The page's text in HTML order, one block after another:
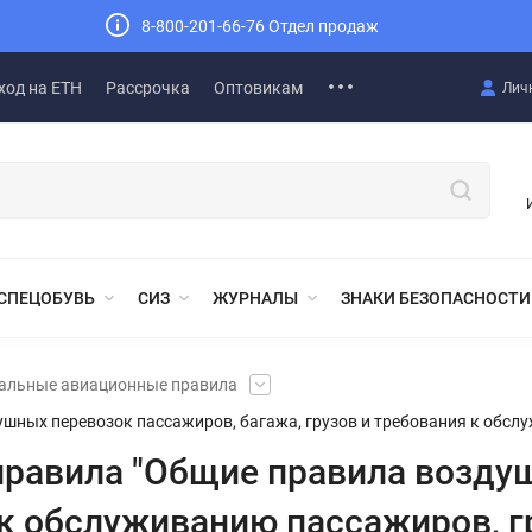
8-800-201-66-76 Отдел продаж
на ЕТН Рассрочка Оптовикам
СИЗ ЖУРНАЛЫ ЗНАКИ БЕЗОПАСНОСТИ
авиационные правила
перевозок пассажиров, багажа, грузов и требования к
"Общие правила
обслуживанию пассажиров,